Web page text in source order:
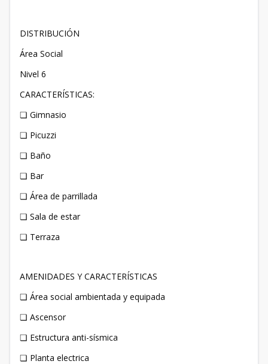
DISTRIBUCIÓN
Área Social
Nivel 6
CARACTERÍSTICAS:
❏ Gimnasio
❏ Picuzzi
❏ Baño
❏ Bar
❏ Área de parrillada
❏ Sala de estar
❏ Terraza
AMENIDADES Y CARACTERÍSTICAS
❏ Área social ambientada y equipada
❏ Ascensor
❏ Estructura anti-sísmica
❏ Planta electrica